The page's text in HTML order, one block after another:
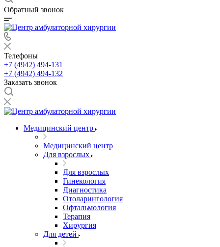
Обратный звонок
Телефоны
+7 (4942) 494-131
+7 (4942) 494-132
Заказать звонок
Медицинский центр
Медицинский центр
Для взрослых
Для взрослых
Гинекология
Диагностика
Отоларингология
Офтальмология
Терапия
Хирургия
Для детей